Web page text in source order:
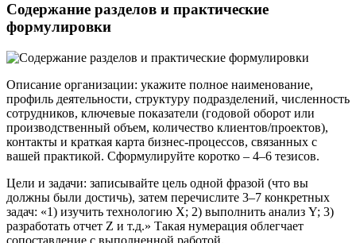
Содержание разделов и практические
формулировки
Описание организации: укажите полное наименование,
профиль деятельности, структуру подразделений, численность
сотрудников, ключевые показатели (годовой оборот или
производственный объем, количество клиентов/проектов),
контакты и краткая карта бизнес-процессов, связанных с
вашей практикой. Сформулируйте коротко – 4–6 тезисов.
Цели и задачи: записывайте цель одной фразой (что вы
должны были достичь), затем перечислите 3–7 конкретных
задач: «1) изучить технологию X; 2) выполнить анализ Y; 3)
разработать отчет Z и т.д.» Такая нумерация облегчает
сопоставление с выполненной работой.